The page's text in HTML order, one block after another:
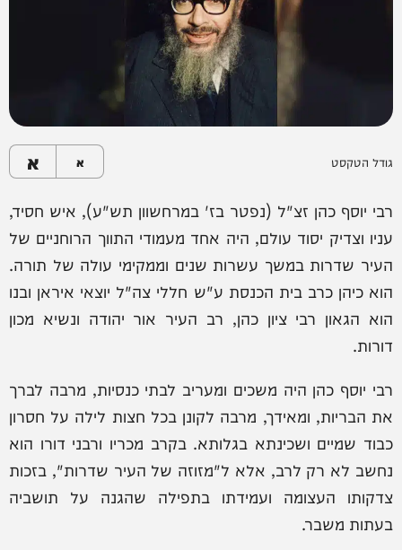
גודל הטקסט א א
רבי יוסף כהן זצ"ל (נפטר בז' במרחשוון תש"ע), איש חסיד,
עניו וצדיק יסוד עולם, היה אחד מעמודי התווך הרוחניים של
העיר שדרות במשך עשרות שנים וממקימי עולה של תורה.
הוא כיהן כרב בית הכנסת ע"ש חללי צה"ל יוצאי איראן ובנו
הוא הגאון רבי ציון כהן, רב העיר אור יהודה ונשיא מכון
דורות.
רבי יוסף כהן היה משכים ומעריב לבתי כנסיות, מרבה לברך
את הבריות, ומאידך, מרבה לקונן בכל חצות לילה על חסרון
כבוד שמיים ושכינתא בגלותא. בקרב מכריו ורבני דורו הוא
נחשב לא רק לרב, אלא ל"מזוזה של העיר שדרות", בזכות
צדקותו העצומה ועמידתו בתפילה שהגנה על תושביה
בעתות משבר.